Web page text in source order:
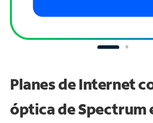
Planes de Internet
óptica de Spectrum